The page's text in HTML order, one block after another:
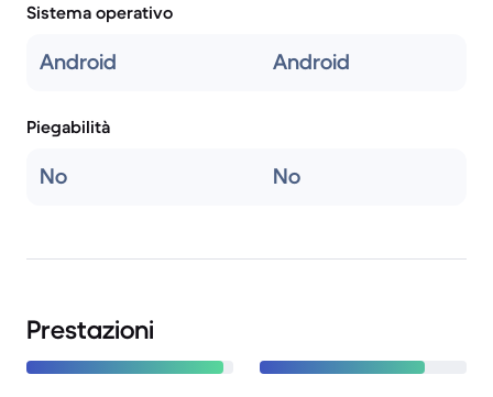
Sistema operativo
Android Android
Piegabilità
No No
Prestazioni